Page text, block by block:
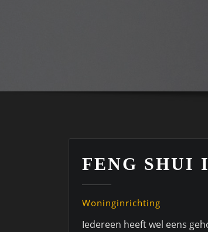
FENG SHUI
Woninginrichting
Iedereen heeft wel eens